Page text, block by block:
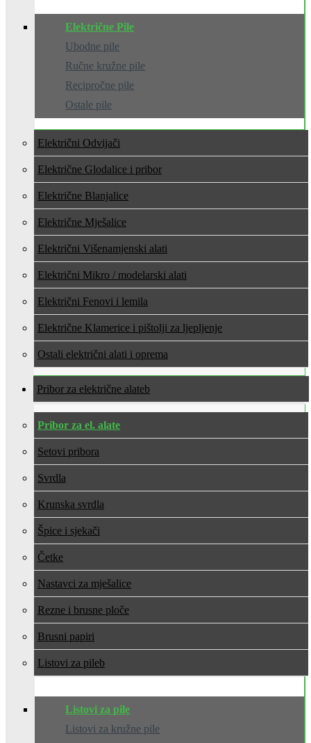
Električne Pile
Ubodne pile
Ručne kružne pile
Recipročne pile
Ostale pile
Električni Odvijači
Električne Glodalice i pribor
Električne Blanjalice
Električne Mješalice
Električni Višenamjenski alati
Električni Mikro / modelarski alati
Električni Fenovi i lemila
Električne Klamerice i pištolji za ljepljenje
Ostali električni alati i oprema
Pribor za električne alate
Pribor za el. alate
Setovi pribora
Svrdla
Krunska svrdla
Špice i sjekači
Četke
Nastavci za mješalice
Rezne i brusne ploče
Brusni papiri
Listovi za pile
Listovi za pile
Listovi za kružne pile